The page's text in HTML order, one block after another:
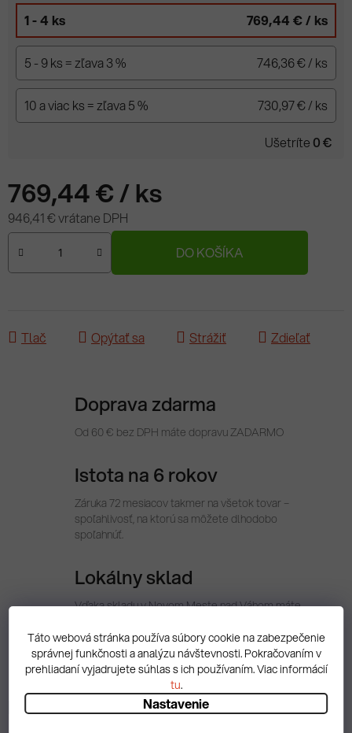
Táto webová stránka používa súbory cookie na zabezpečenie
správnej funkčnosti a analýzu návštevnosti. Pokračovaním v
prehliadaní vyjadrujete súhlas s ich používaním. Viac informácií
tu.
Nastavenie
1 - 4 ks 769,44 €/ ks
5 - 9 ks = zľava 3 % 746,36 € / ks
10 a viac ks = zľava 5 % 730,97 € / ks
Ušetríte 0 €
769,44 €/ ks
946,41 € vrátane DPH
DO KOŠÍKA
Tlač Opýtať sa Strážiť Zdieľať
Doprava zdarma
Od 60 € bez DPH máte dopravu ZADARMO
Istota na 6 rokov
Záruka 72 mesiacov takmer na všetok tovar –
spoľahlivosť, na ktorú sa môžete dlhodobo
spoľahnúť.
Lokálny sklad
Vďaka skladu v Novom Meste nad Váhom máte
regiónu, bez čakania.
Popis